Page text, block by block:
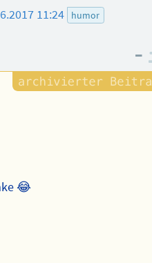
11:24
humor
–
😂